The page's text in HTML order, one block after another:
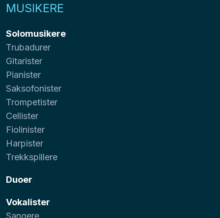
MUSIKERE
Solomusikere
Trubadurer
Gitarister
Pianister
Saksofonister
Trompetister
Cellister
Fiolinister
Harpister
Trekkspillere
Duoer
Vokalister
Sangere